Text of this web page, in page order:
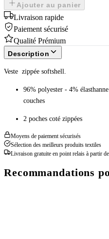
Ajouter au panier
Livraison rapide
Paiement sécurisé
Qualité Prémium
Description
Veste zippée softshell.
96% polyester - 4%
couches
2 poches coté zippées
Moyens de paiement sécurisés
Sélection des meilleurs produits textiles
Livraison gratuite en point relais à partir
Recommandations